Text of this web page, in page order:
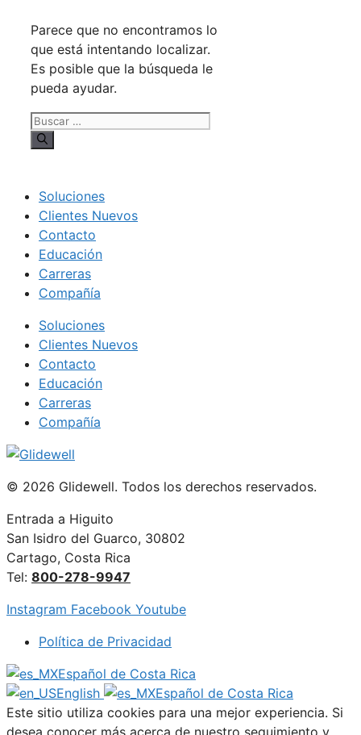
Parece que no encontramos lo
que está intentando localizar.
Es posible que la búsqueda le
pueda ayudar.
Buscar:
Soluciones
Clientes Nuevos
Contacto
Educación
Carreras
Compañía
Soluciones
Clientes Nuevos
Contacto
Educación
Carreras
Compañía
© 2026 Glidewell. Todos los derechos reservados.
Entrada a Higuito
San Isidro del Guarco, 30802
Cartago, Costa Rica
Tel: 800-278-9947
Instagram Facebook Youtube
Política de Privacidad
Español de Costa Rica
English
Español de Costa Rica
Este sitio utiliza cookies para una mejor experiencia. Si
desea conocer más acerca de nuestro seguimiento y